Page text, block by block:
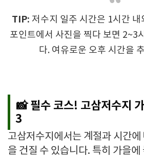
TIP: 저수지 일주 시간은 1시간 내
포인트에서 사진을 찍다 보면 2~3
다. 여유로운 오후 시간을
📸 필수 코스! 고삼저수지
3
고삼저수지에서는 계절과 시간
을 건질 수 있습니다. 특히 가을